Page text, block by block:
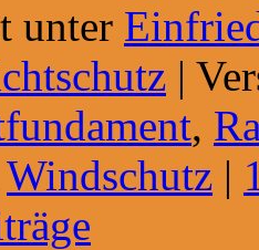
unter
|
,
Windschutz |